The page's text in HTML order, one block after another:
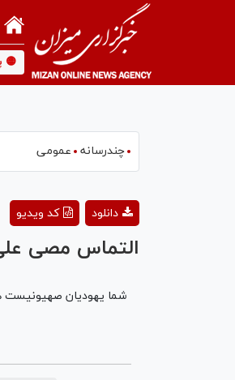
🟡
چندرسانه عمومی
کد ویدیو دانلود
التماس مصی
شما یهودیان صهیونیست